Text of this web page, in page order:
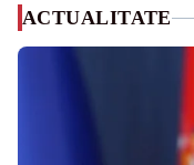
ACTUALITATE